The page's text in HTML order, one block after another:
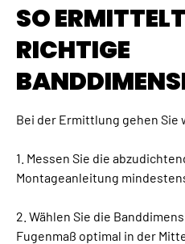
SO
RICHTIGE
Bei der Ermittlung gehen Sie
1. Messen Sie die
Montageanleitung
2. Wählen Sie die
Fugenmaß optimal in der